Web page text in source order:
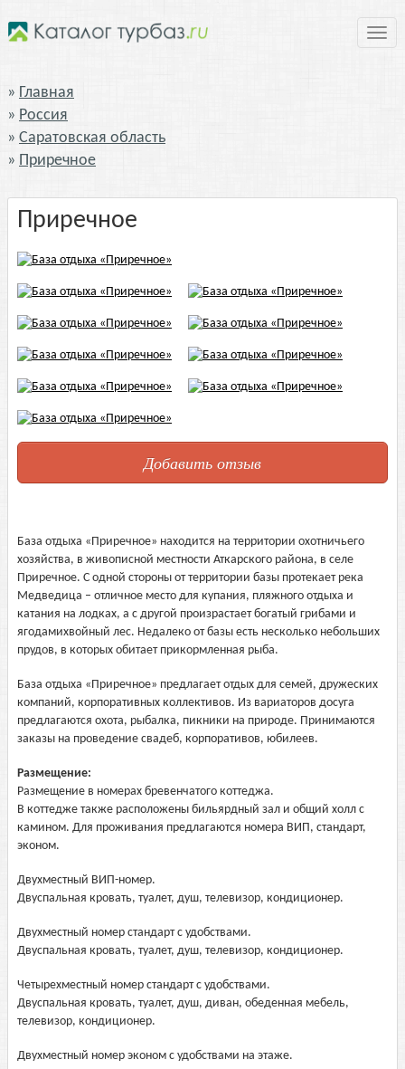
Главная
Россия
Саратовская область
Приречное
Приречное
Добавить отзыв
База отдыха «Приречное» находится на территории охотничьего
хозяйства, в живописной местности Аткарского района, в селе
Приречное. С одной стороны от территории базы протекает река
Медведица – отличное место для купания, пляжного отдыха и
катания на лодках, а с другой произрастает богатый грибами и
ягодамихвойный лес. Недалеко от базы есть несколько небольших
прудов, в которых обитает прикормленная рыба.
База отдыха «Приречное» предлагает отдых для семей, дружеских
компаний, корпоративных коллективов. Из вариаторов досуга
предлагаются охота, рыбалка, пикники на природе. Принимаются
заказы на проведение свадеб, корпоративов, юбилеев.
Размещение:
Размещение в номерах бревенчатого коттеджа.
В коттедже также расположены бильярдный зал и общий холл с
камином. Для проживания предлагаются номера ВИП, стандарт,
эконом.
Двухместный ВИП-номер.
Двуспальная кровать, туалет, душ, телевизор, кондиционер.
Двухместный номер стандарт с удобствами.
Двуспальная кровать, туалет, душ, телевизор, кондиционер.
Четырехместный номер стандарт с удобствами.
Двуспальная кровать, туалет, душ, диван, обеденная мебель,
телевизор, кондиционер.
Двухместный номер эконом с удобствами на этаже.